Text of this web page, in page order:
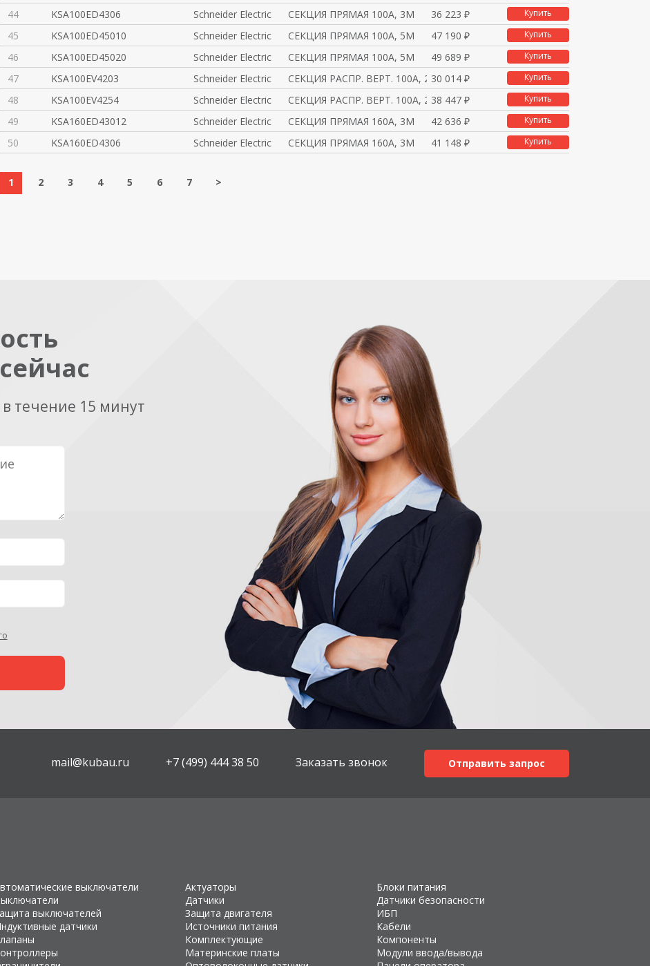
44 KSA100ED4306 Schneider Electric СЕКЦИЯ ПРЯМАЯ 100А, 3М 36 223 ₽ Купить
45 KSA100ED45010 Schneider Electric СЕКЦИЯ ПРЯМАЯ 100А, 5М 47 190 ₽ Купить
46 KSA100ED45020 Schneider Electric СЕКЦИЯ ПРЯМАЯ 100А, 5М 49 689 ₽ Купить
47 KSA100EV4203 Schneider Electric СЕКЦИЯ РАСПР. ВЕРТ. 100А, 2М30 014 ₽ Купить
48 KSA100EV4254 Schneider Electric СЕКЦИЯ РАСПР. ВЕРТ. 100А, 2,5М38 447 ₽ Купить
49 KSA160ED43012 Schneider Electric СЕКЦИЯ ПРЯМАЯ 160А, 3М 42 636 ₽ Купить
50 KSA160ED4306 Schneider Electric СЕКЦИЯ ПРЯМАЯ 160А, 3М 41 148 ₽ Купить
1 2 3 4 5 6 7 >
течение 15 минут
mail@kubau.ru +7 (499) 444 38 50 Заказать звонок Отправить запрос
выключатели Актуаторы
Блоки питания
Датчики
Датчики безопасности
выключателей Защита двигателя
ИБП
датчики Источники питания
Кабели
Комплектующие
Компоненты
Материнские платы
Модули ввода/вывода